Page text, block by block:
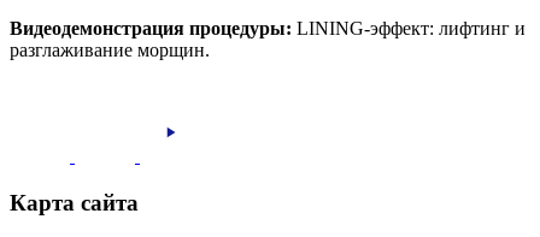
Видеодемонстрация процедуры: LINING-эффект: лифтинг и
разглаживание морщин.
Карта сайта